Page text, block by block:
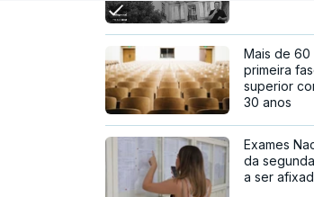
se a
Mais de 60
primeira
superior
30 anos
Exames
da
a ser